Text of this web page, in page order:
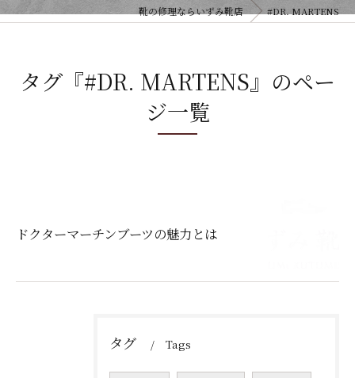
靴の修理ならいずみ靴店 #DR. MARTENS
タグ『#DR. MARTENS』のペー
ジ一覧
ドクターマーチンブーツの魅力とは
タグ Tags